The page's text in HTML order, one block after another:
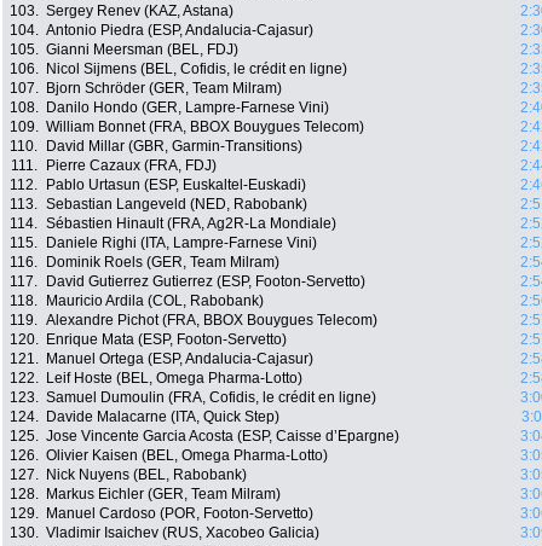
103. Sergey Renev (KAZ, Astana)
104. Antonio Piedra (ESP, Andalucia-Cajasur)
105. Gianni Meersman (BEL, FDJ)
106.
Nicol Sijmens (BEL, Cofidis, le crédit en ligne)
107.
Bjorn Schröder (GER, Team Milram)
108.
Danilo Hondo (GER, Lampre-Farnese Vini)
109. William Bonnet (FRA, BBOX Bouygues Telecom)
110.
David Millar (GBR, Garmin-Transitions)
111.
Pierre Cazaux (FRA, FDJ)
112.
Pablo Urtasun (ESP, Euskaltel-Euskadi)
113. Sebastian Langeveld (NED, Rabobank)
114. Sébastien Hinault (FRA, Ag2R-La Mondiale)
115.
Daniele Righi (ITA, Lampre-Farnese Vini)
116.
Dominik Roels (GER, Team Milram)
117.
David Gutierrez Gutierrez (ESP, Footon-Servetto)
118.
Mauricio Ardila (COL, Rabobank)
119. Alexandre Pichot (FRA, BBOX Bouygues Telecom)
120.
Enrique Mata (ESP, Footon-Servetto)
121.
Manuel Ortega (ESP, Andalucia-Cajasur)
122.
Leif Hoste (BEL, Omega Pharma-Lotto)
123. Samuel Dumoulin (FRA, Cofidis, le crédit en ligne)
124.
Davide Malacarne (ITA, Quick Step)
125. Jose Vincente Garcia Acosta (ESP, Caisse d’Epargne)
126. Olivier Kaisen (BEL, Omega Pharma-Lotto)
127.
Nick Nuyens (BEL, Rabobank)
128.
Markus Eichler (GER, Team Milram)
129.
Manuel Cardoso (POR, Footon-Servetto)
130. Vladimir Isaichev (RUS, Xacobeo Galicia)